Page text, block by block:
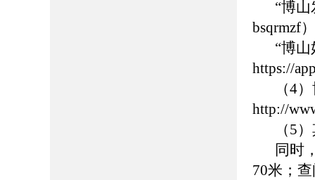
“博
bsqrmzf
“博
https://
（4
http://
（5
同时
70米；